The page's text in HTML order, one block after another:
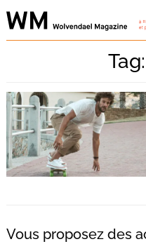
Skip
to
Vous proposez des